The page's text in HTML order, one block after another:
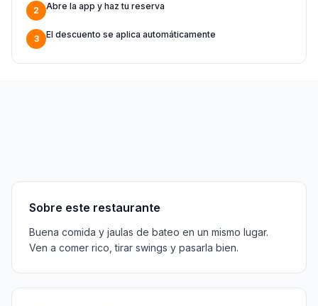
2 Abre la app y haz tu reserva
3 El descuento se aplica automáticamente
Sobre este restaurante
Buena comida y jaulas de bateo en un mismo lugar.
Ven a comer rico, tirar swings y pasarla bien.